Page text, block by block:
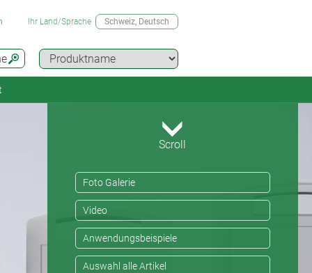
Ihr Land/Sprache Schweiz, Deutsch
Scroll
Foto Galerie
Video
Anwendungsbeispiele
Auswahl alle Artikel